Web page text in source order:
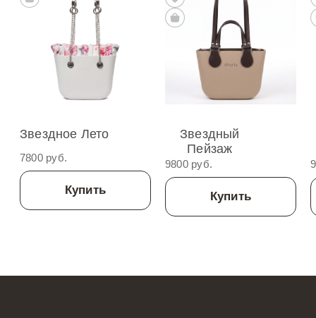
Звездное Лето
7800 руб.
Купить
Звездный
Пейзаж
9800 руб.
Купить